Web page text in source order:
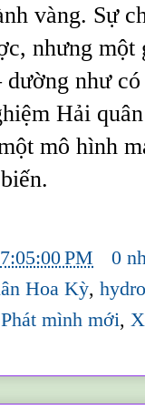
vàng. Sự
nhưng
như
Hải
mô hình
7:05:00 PM
0
Hoa Kỳ,
Phát mình mới,